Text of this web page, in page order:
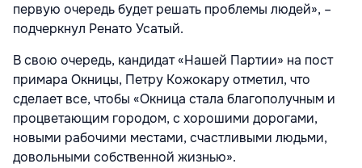
первую очередь будет решать проблемы людей», –
подчеркнул Ренато Усатый.
В свою очередь, кандидат «Нашей Партии» на пост
примара Окницы, Петру Кожокару отметил, что
сделает все, чтобы «Окница стала благополучным и
процветающим городом, с хорошими дорогами,
новыми рабочими местами, счастливыми людьми,
довольными собственной жизнью».